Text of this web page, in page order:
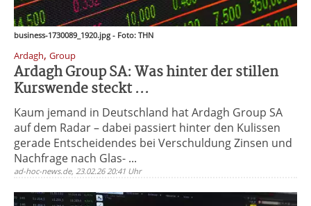
business-1730089_1920.jpg - Foto: THN
Ardagh, Group
Ardagh Group SA: Was hinter der stillen
Kurswende steckt ...
Kaum jemand in Deutschland hat Ardagh Group SA
auf dem Radar – dabei passiert hinter den Kulissen
gerade Entscheidendes bei Verschuldung Zinsen und
Nachfrage nach Glas- ...
ad-hoc-news.de, 23.02.26 20:41 Uhr